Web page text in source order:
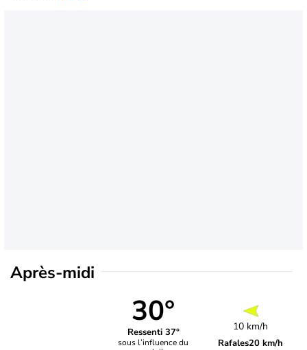
Après-midi
30°
Ressenti 37°
sous l’influence du
10 km/h
Rafales20 km/h